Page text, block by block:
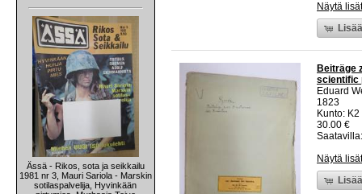
Ässä - Rikos, sota ja seikkailu
1981 nr 3, Mauri Sariola - Marskin
sotilaspalvelija, Hyvinkään
Näytä
Beiträge
scientific
Eduard
1823
Kunto:
30.00 €
Näytä